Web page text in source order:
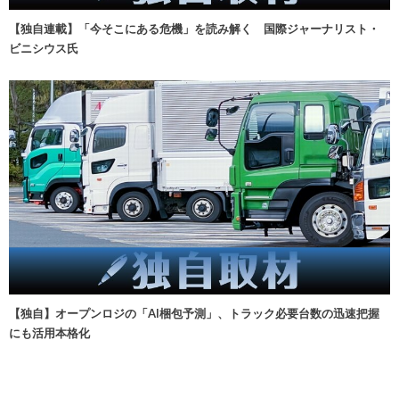
【独自連載】「今そこにある危機」を読み解く 国際ジャーナリスト・
ビニシウス氏
【独自】オープンロジの「AI梱包予測」、トラック必要台数の迅速把握
にも活用本格化